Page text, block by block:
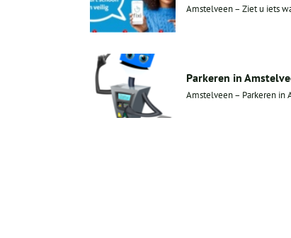
Amstelveen – Ziet u iets
Parkeren in
Amstelveen – Parkeren in